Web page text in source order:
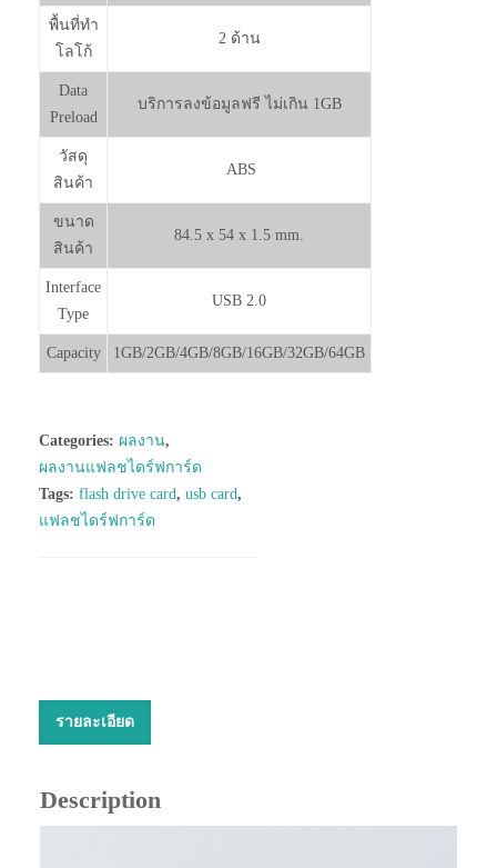
พื้นที่ทำ
โลโก้
2 ด้าน
Data
Preload
บริการลงข้อมูลฟรี ไม่เกิน 1GB
วัสดุ
สินค้า
ABS
ขนาด
สินค้า
84.5 x 54 x 1.5 mm.
Interface
Type
USB 2.0
Capacity 1GB/2GB/4GB/8GB/16GB/32GB/64GB
Categories: ผลงาน,
ผลงานแฟลชไดร์ฟการ์ด
Tags: flash drive card, usb card,
แฟลชไดร์ฟการ์ด
รายละเอียด
Description